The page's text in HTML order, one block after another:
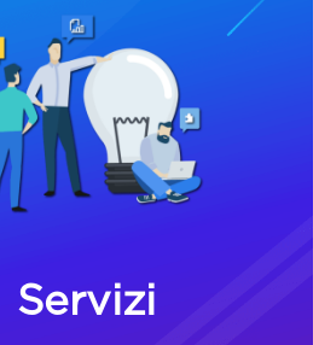
Servizi